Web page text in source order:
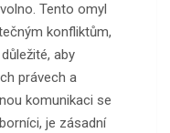
Tento omyl
konfliktům,
aby
právech a
komunikaci se
je zásadní